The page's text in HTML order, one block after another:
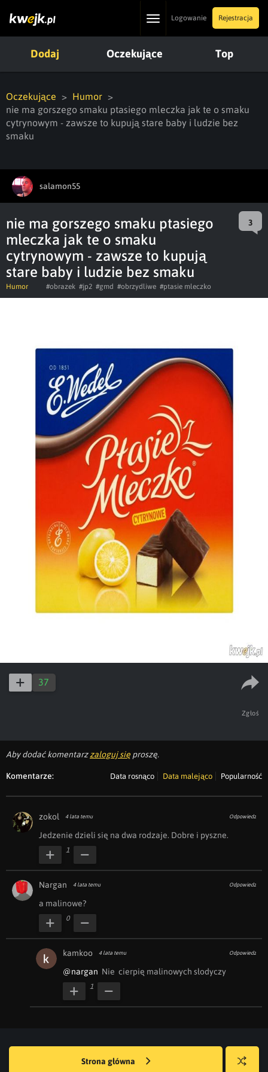
ToggleLogowanie Rejestracja
Dodaj Oczekujące Top
Oczekujące
Humor
nie ma gorszego smaku ptasiego mleczka jak te o smaku
cytrynowym - zawsze to kupują stare baby i ludzie bez
smaku
salamon55
nie ma gorszego smaku ptasiego
mleczka jak te o smaku
cytrynowym - zawsze to kupują
stare baby i ludzie bez smaku
3
Humor #obrazek #jp2 #gmd #obrzydliwe #ptasie mleczko
37
Zgłoś
Aby dodać komentarzzaloguj się proszę.
Komentarze: Data rosnąco Data malejąco Popularność
zokol 4 lata temu Odpowiedz
Jedzenie dzieli się na dwa rodzaje. Dobre i pyszne.
1
Nargan 4 lata temu Odpowiedz
a malinowe?
0
kamkoo 4 lata temu Odpowiedz
@nargan
  Nie  cierpię malinowych słodyczy
1
Strona główna